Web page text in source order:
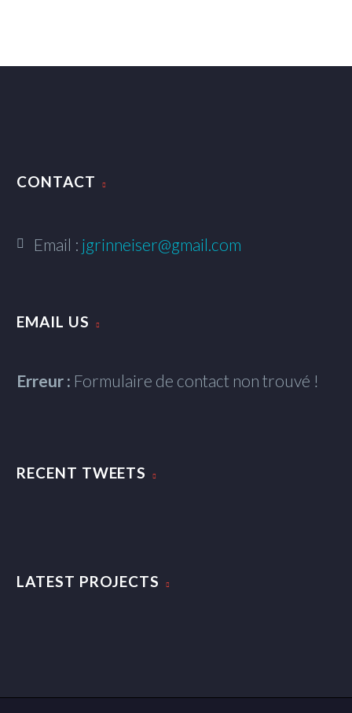
CONTACT
Email : jgrinneiser@gmail.com
EMAIL US
Erreur : Formulaire de contact non trouvé !
RECENT TWEETS
LATEST PROJECTS